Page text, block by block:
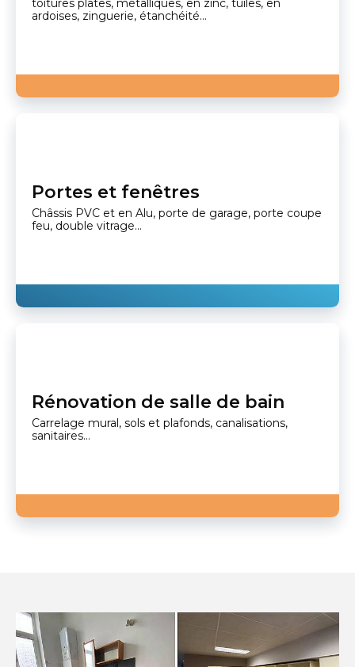
toitures plates, métalliques, en zinc, tuiles, en
ardoises, zinguerie, étanchéité...
Portes et fenêtres
Châssis PVC et en Alu, porte de garage, porte coupe
feu, double vitrage...
Rénovation de salle de bain
Carrelage mural, sols et plafonds, canalisations,
sanitaires...